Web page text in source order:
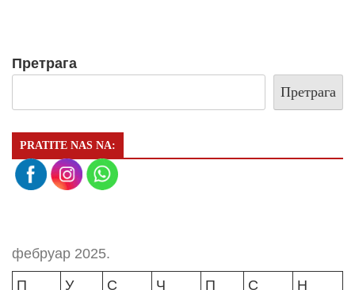
Претрага
Претрага
PRATITE NAS NA:
фебруар 2025.
П
У С Ч П С Н